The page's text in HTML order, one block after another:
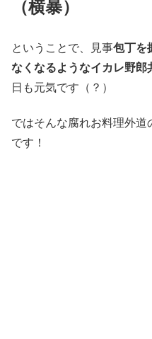
（横暴）
ということで、見事包丁を
なくなるようなイカレ野郎
日も元気です（？）
ではそんな腐れお料理外道
です！